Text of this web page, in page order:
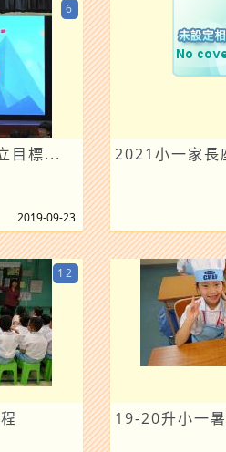
目標...
6
2019-09-23
2021小一家長
12
19-20升小一